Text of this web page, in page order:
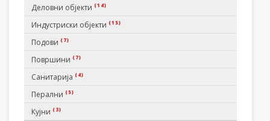
Деловни објекти (14)
Индустриски објекти (15)
Подови (7)
Површини (7)
Санитарија (4)
Перални (5)
Кујни (3)